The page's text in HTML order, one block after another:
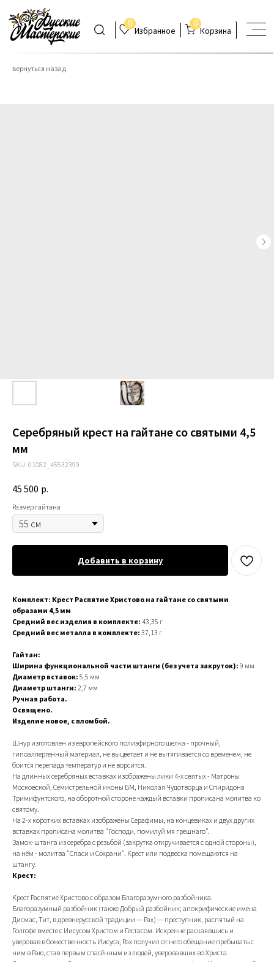
Избранное Корзина
вернуться назад
Серебряный крест на гайтане со святыми 4,5
мм
SKU: 01082_45532399
45 500 р.
Размер гайтана
Добавить в корзину
Комплект: Крест Распятие Христово на гайтане со святыми
образами 4,5 мм
Средний вес изделия в комплекте: 43,35 г
Средний вес металла в комплекте: 37,13 г
Гайтан:
Ширина функциональной части штанги (без учета закруток): 9 мм
Диаметр вставок: 5,5 мм
Диаметр штанги: 2,7 мм
Ручная работа.
Освящено.
Изделие новое, с пломбой.
Шнур изготовлен из европейского полиэфирного шелка - прочный,
гипоаллергенный материал, не выцветает и не вытягивается со временем, не
боится перепада температур и не ворсится.
На длинных серебряных вставках изображены лики 4-х святых - Матроны
Московской, Семистрельной иконы БМ, Николая Чудотворца и Спиридона
Тримифунтского, на оборотной стороне каждый вставки прописана молитва ко
святому.
На 2-х коротких вставках изображены Серафимы, на концевиках и двух других
вставках прописана молитва "Господи, помилуй мя грешнаго".
Замок-штанга из серебра с резьбой (закрутка откручивается с одной стороны),
на нём - молитва "Спаси и Сохрани". Крест или подвеска помещаются на
штангу.
Крест:
Крест Распятие Христово с образом Благоразумного разбойника.
Благоразумный разбойник (также Добрый разбойник; апокрифические имена
Дисмас, Тит, в древнерусской традиции — Рах) — преступник, распятый на
Голгофе вместе с Иисусом Христом и Гестасом. Искренне раскаявшись и
уверовав в божественность Иисуса, Рах получил от него обещание пребывать с
ним в Раю, став первым спасённым из людей, уверовавших во Христа.